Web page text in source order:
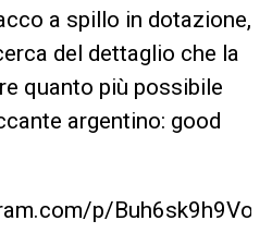
a spillo in dotazione,
del dettaglio che la
quanto più possibile
argentino: good
p/Buh6sk9h9Vo/